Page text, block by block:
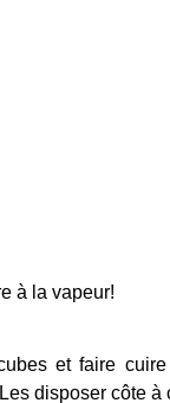
à la vapeur!
et faire
disposer côte